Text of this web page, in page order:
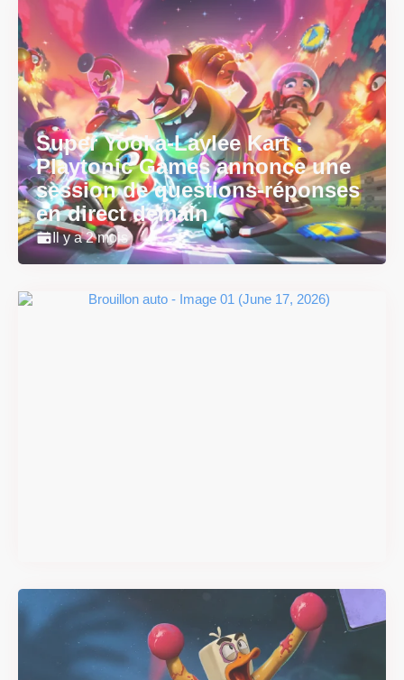
Super Yooka-Laylee Kart :
Playtonic Games annonce une
session de questions-réponses
en direct demain
Il y a 2 mois